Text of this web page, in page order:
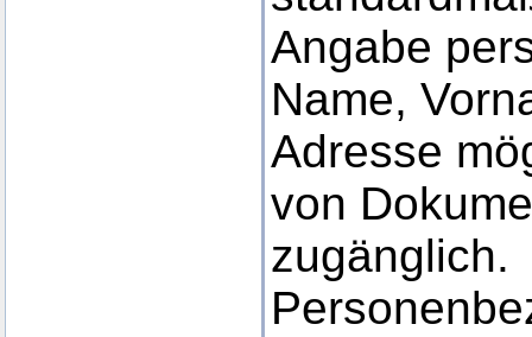
Angabe
Name,
Adresse
von
zugänglich.